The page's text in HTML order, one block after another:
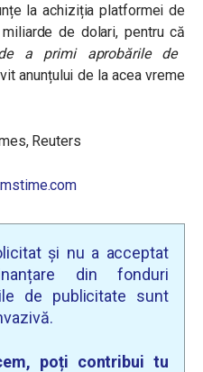
la achiziția platformei de
de dolari, pentru că
a primi aprobările de
anunțului de la acea vreme
Reuters
și nu a acceptat
din fonduri
de publicitate sunt
poți contribui tu